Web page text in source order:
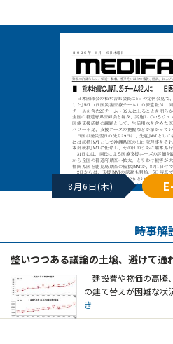
8月6日(木)
時事解
整いつつある議論の土壌、避けて通
建設費や物価の高騰
の建て替えが困難な状
き